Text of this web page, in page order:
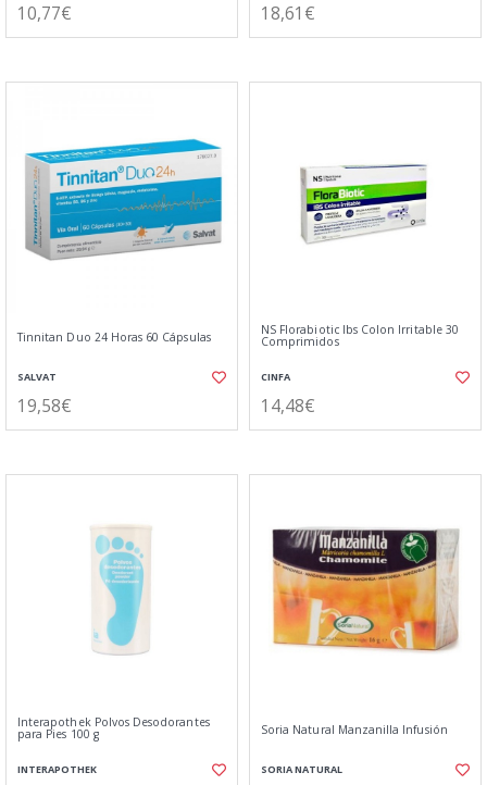
10,77€ 18,61€
Tinnitan Duo 24 Horas 60 Cápsulas
SALVAT
19,58€
NS Florabiotic Ibs Colon Irritable 30
Comprimidos
CINFA
14,48€
Interapothek Polvos Desodorantes
para Pies 100 g
INTERAPOTHEK
Soria Natural Manzanilla Infusión
SORIA NATURAL